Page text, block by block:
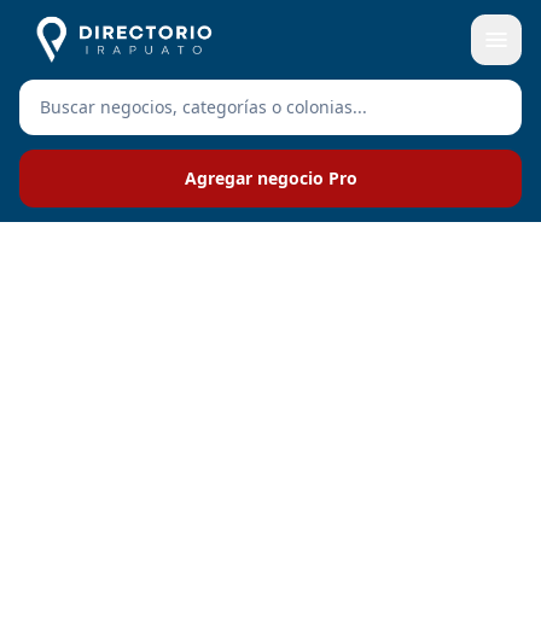
Agregar negocio Pro